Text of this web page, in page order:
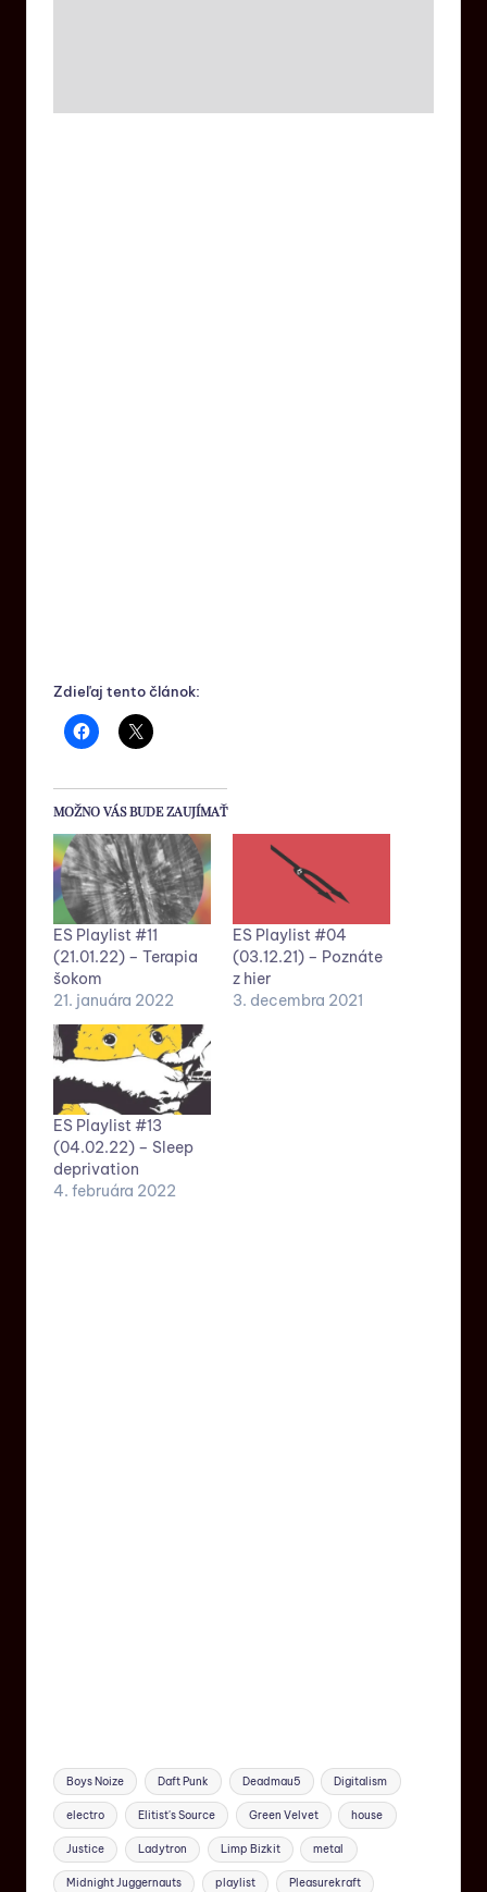
Zdieľaj tento článok:
MOŽNO VÁS BUDE ZAUJÍMAŤ
ES Playlist #11
(21.01.22) – Terapia
šokom
21. januára 2022
ES Playlist #04
(03.12.21) – Poznáte
z hier
3. decembra 2021
ES Playlist #13
(04.02.22) – Sleep
deprivation
4. februára 2022
Boys Noize Daft Punk Deadmau5 Digitalism
electro Elitist's Source Green Velvet house
Justice Ladytron Limp Bizkit metal
Midnight Juggernauts playlist Pleasurekraft